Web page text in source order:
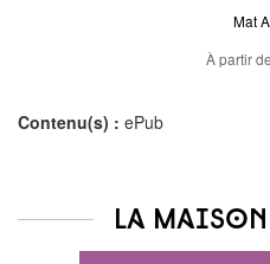
Mat
À partir de
Contenu(s) : ePub
La